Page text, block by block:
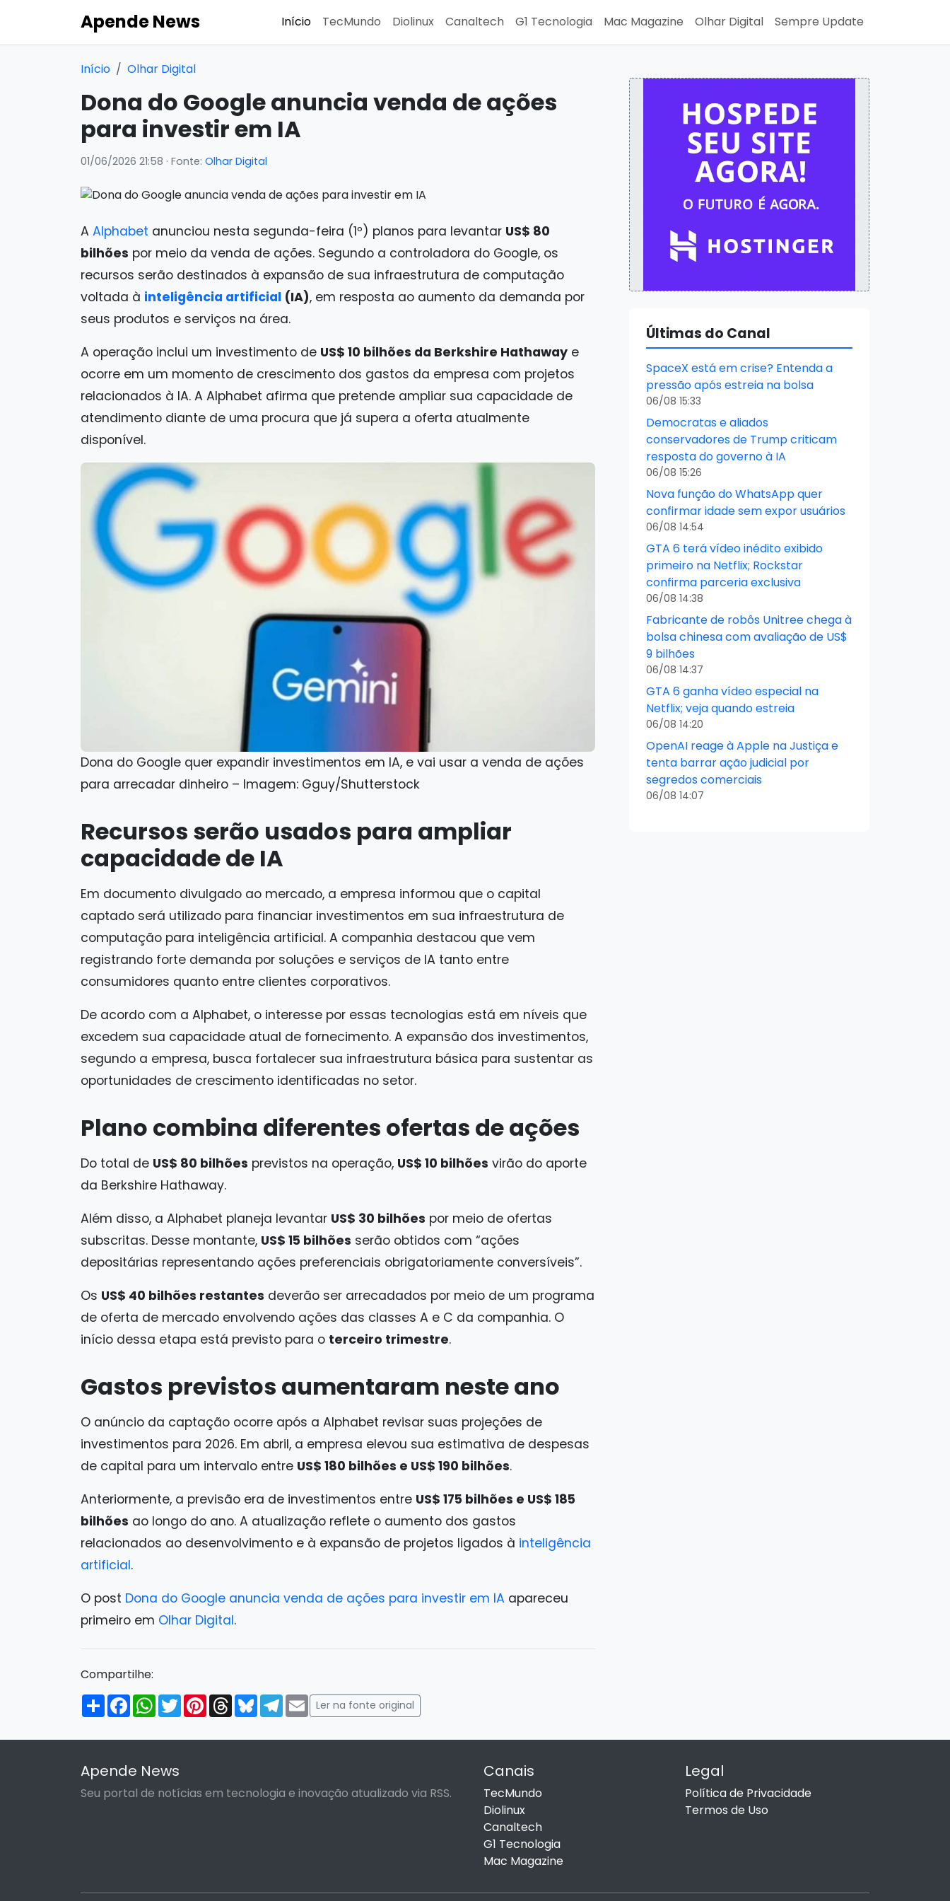
Apende News Início TecMundo Diolinux Canaltech G1 Tecnologia Mac Magazine Olhar Digital Sempre Update
Início Olhar Digital
Dona do Google anuncia venda de ações
para investir em IA
01/06/2026 21:58 · Fonte: Olhar Digital
A Alphabet anunciou nesta segunda-feira (1º) planos para levantar US$ 80
bilhões por meio da venda de ações. Segundo a controladora do Google, os
recursos serão destinados à expansão de sua infraestrutura de computação
voltada à inteligência artificial (IA), em resposta ao aumento da demanda por
seus produtos e serviços na área.
A operação inclui um investimento de US$ 10 bilhões da Berkshire Hathaway e
ocorre em um momento de crescimento dos gastos da empresa com projetos
relacionados à IA. A Alphabet afirma que pretende ampliar sua capacidade de
atendimento diante de uma procura que já supera a oferta atualmente
disponível.
Dona do Google quer expandir investimentos em IA, e vai usar a venda de ações
para arrecadar dinheiro – Imagem: Gguy/Shutterstock
Recursos serão usados para ampliar
capacidade de IA
Em documento divulgado ao mercado, a empresa informou que o capital
captado será utilizado para financiar investimentos em sua infraestrutura de
computação para inteligência artificial. A companhia destacou que vem
registrando forte demanda por soluções e serviços de IA tanto entre
consumidores quanto entre clientes corporativos.
De acordo com a Alphabet, o interesse por essas tecnologias está em níveis que
excedem sua capacidade atual de fornecimento. A expansão dos investimentos,
segundo a empresa, busca fortalecer sua infraestrutura básica para sustentar as
oportunidades de crescimento identificadas no setor.
Plano combina diferentes ofertas de ações
Do total de US$ 80 bilhões previstos na operação, US$ 10 bilhões virão do aporte
da Berkshire Hathaway.
Além disso, a Alphabet planeja levantar US$ 30 bilhões por meio de ofertas
subscritas. Desse montante, US$ 15 bilhões serão obtidos com “ações
depositárias representando ações preferenciais obrigatoriamente conversíveis”.
Os US$ 40 bilhões restantes deverão ser arrecadados por meio de um programa
de oferta de mercado envolvendo ações das classes A e C da companhia. O
início dessa etapa está previsto para o terceiro trimestre.
Gastos previstos aumentaram neste ano
O anúncio da captação ocorre após a Alphabet revisar suas projeções de
investimentos para 2026. Em abril, a empresa elevou sua estimativa de despesas
de capital para um intervalo entre US$ 180 bilhões e US$ 190 bilhões.
Anteriormente, a previsão era de investimentos entre US$ 175 bilhões e US$ 185
bilhões ao longo do ano. A atualização reflete o aumento dos gastos
relacionados ao desenvolvimento e à expansão de projetos ligados à inteligência
artificial.
O post Dona do Google anuncia venda de ações para investir em IA apareceu
primeiro em Olhar Digital.
Compartilhe:
Compartilhar
FacebookWhatsApp
TwitterPinterestThreadsBlueskyTelegram
Email
Ler na fonte original
Últimas do Canal
SpaceX está em crise? Entenda a
pressão após estreia na bolsa
06/08 15:33
Democratas e aliados
conservadores de Trump criticam
resposta do governo à IA
06/08 15:26
Nova função do WhatsApp quer
confirmar idade sem expor usuários
06/08 14:54
GTA 6 terá vídeo inédito exibido
primeiro na Netflix; Rockstar
confirma parceria exclusiva
06/08 14:38
Fabricante de robôs Unitree chega à
bolsa chinesa com avaliação de US$
9 bilhões
06/08 14:37
GTA 6 ganha vídeo especial na
Netflix; veja quando estreia
06/08 14:20
OpenAI reage à Apple na Justiça e
tenta barrar ação judicial por
segredos comerciais
06/08 14:07
Apende News
Seu portal de notícias em tecnologia e inovação atualizado via RSS.
Canais
TecMundo
Diolinux
Canaltech
G1 Tecnologia
Mac Magazine
Legal
Política de Privacidade
Termos de Uso